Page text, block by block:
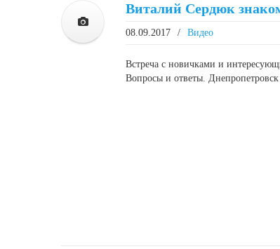
Виталий Сердюк
08.09.2017 / Видео
Встреча с новичками и
Вопросы и ответы.